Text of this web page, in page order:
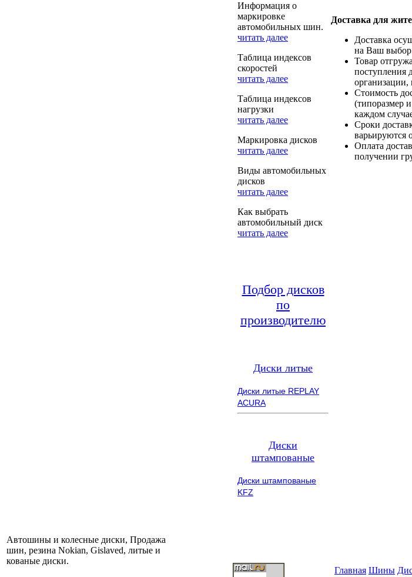
Информация о
маркировке
автомобильных шин.
читать далее
Таблица индексов
скоростей
читать далее
Таблица индексов
нагрузки
читать далее
Маркировка дисков
читать далее
Виды автомобильных
дисков
читать далее
Как выбрать
автомобильный диск
читать далее
Подбор дисков
по
производителю
Диски литые
Диски литые REPLAY
ACURA
Диски
штампованые
Диски штампованые
KFZ
Доставка для
Доставка
на Ваш
Товар
поступления
организации,
Стоимость
(типоразмер
каждом
Сроки
варьируются
Оплата
получении
Автошины и колесные диски, Продажа
шин, резина Nokian, Gislaved, литые и
кованые диски.
Главная Шины